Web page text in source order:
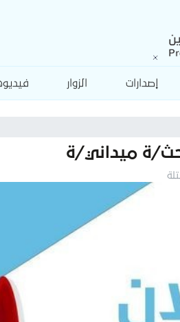
إصدارات الزوار
ة ميداني/ة